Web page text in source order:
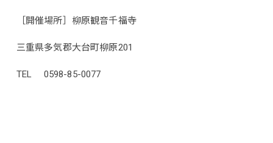
［開催場所］柳原観音千福寺
三重県多気郡大台町柳原201
TEL 0598-85-0077